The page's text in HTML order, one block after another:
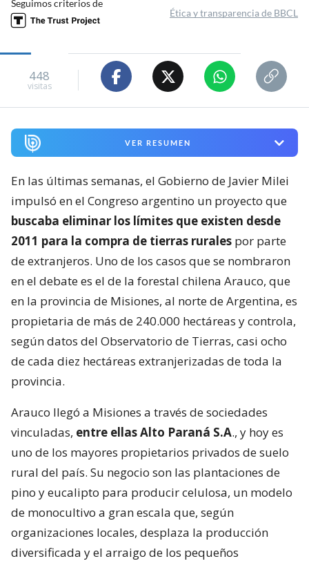
Seguimos criterios de
Ética y transparencia de BBCL
448
visitas
VER RESUMEN
En las últimas semanas, el Gobierno de Javier Milei
impulsó en el Congreso argentino un proyecto que
buscaba eliminar los límites que existen desde
2011 para la compra de tierras rurales por parte
de extranjeros. Uno de los casos que se nombraron
en el debate es el de la forestal chilena Arauco, que
en la provincia de Misiones, al norte de Argentina, es
propietaria de más de 240.000 hectáreas y controla,
según datos del Observatorio de Tierras, casi ocho
de cada diez hectáreas extranjerizadas de toda la
provincia.
Arauco llegó a Misiones a través de sociedades
vinculadas, entre ellas Alto Paraná S.A., y hoy es
uno de los mayores propietarios privados de suelo
rural del país. Su negocio son las plantaciones de
pino y eucalipto para producir celulosa, un modelo
de monocultivo a gran escala que, según
organizaciones locales, desplaza la producción
diversificada y el arraigo de los pequeños